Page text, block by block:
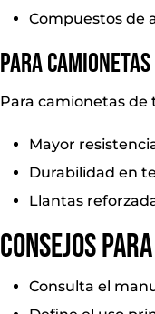
Compuestos de
Para
Para camionetas de
Mayor
Durabilidad en
Llantas
Consejos
Consulta el